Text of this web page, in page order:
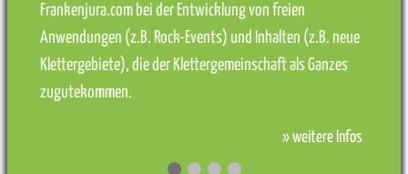
Frankenjura.com bei der Entwicklung von freien
Anwendungen (z.B. Rock-Events) und Inhalten (z.B. neue
Klettergebiete), die der Klettergemeinschaft als Ganzes
zugutekommen.
» weitere Infos